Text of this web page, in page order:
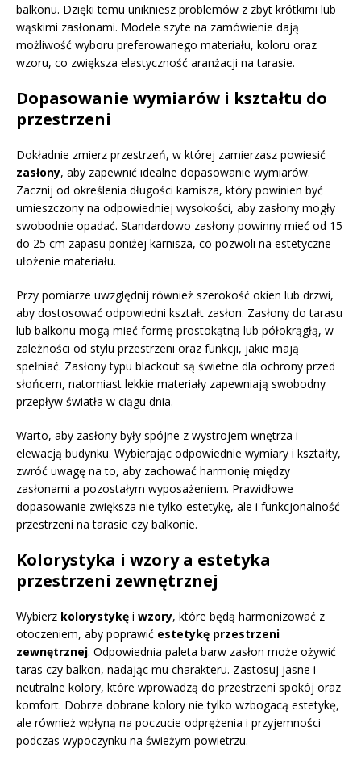
balkonu. Dzięki temu unikniesz problemów z zbyt krótkimi lub
wąskimi zasłonami. Modele szyte na zamówienie dają
możliwość wyboru preferowanego materiału, koloru oraz
wzoru, co zwiększa elastyczność aranżacji na tarasie.
Dopasowanie wymiarów i kształtu do
przestrzeni
Dokładnie zmierz przestrzeń, w której zamierzasz powiesić
zasłony, aby zapewnić idealne dopasowanie wymiarów.
Zacznij od określenia długości karnisza, który powinien być
umieszczony na odpowiedniej wysokości, aby zasłony mogły
swobodnie opadać. Standardowo zasłony powinny mieć od 15
do 25 cm zapasu poniżej karnisza, co pozwoli na estetyczne
ułożenie materiału.
Przy pomiarze uwzględnij również szerokość okien lub drzwi,
aby dostosować odpowiedni kształt zasłon. Zasłony do tarasu
lub balkonu mogą mieć formę prostokątną lub półokrągłą, w
zależności od stylu przestrzeni oraz funkcji, jakie mają
spełniać. Zasłony typu blackout są świetne dla ochrony przed
słońcem, natomiast lekkie materiały zapewniają swobodny
przepływ światła w ciągu dnia.
Warto, aby zasłony były spójne z wystrojem wnętrza i
elewacją budynku. Wybierając odpowiednie wymiary i kształty,
zwróć uwagę na to, aby zachować harmonię między
zasłonami a pozostałym wyposażeniem. Prawidłowe
dopasowanie zwiększa nie tylko estetykę, ale i funkcjonalność
przestrzeni na tarasie czy balkonie.
Kolorystyka i wzory a estetyka
przestrzeni zewnętrznej
Wybierz kolorystykę i wzory, które będą harmonizować z
otoczeniem, aby poprawić estetykę przestrzeni
zewnętrznej. Odpowiednia paleta barw zasłon może ożywić
taras czy balkon, nadając mu charakteru. Zastosuj jasne i
neutralne kolory, które wprowadzą do przestrzeni spokój oraz
komfort. Dobrze dobrane kolory nie tylko wzbogacą estetykę,
ale również wpłyną na poczucie odprężenia i przyjemności
podczas wypoczynku na świeżym powietrzu.